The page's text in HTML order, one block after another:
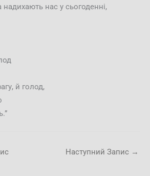
надихають нас у сьогоденні,
й голод,
Наступний Запис →